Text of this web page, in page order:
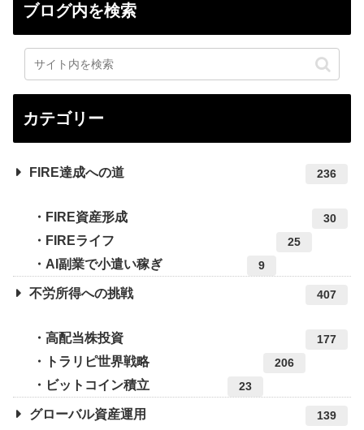
ブログ内を検索
カテゴリー
FIRE達成への道 236
FIRE資産形成 30
FIREライフ 25
AI副業で小遣い稼ぎ 9
不労所得への挑戦 407
高配当株投資 177
トラリピ世界戦略 206
ビットコイン積立 23
グローバル資産運用 139